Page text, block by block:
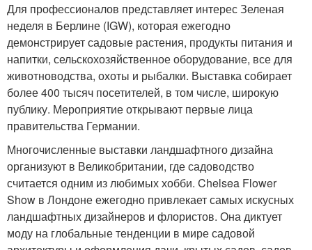
Для профессионалов представляет интерес Зеленая
неделя в Берлине (IGW), которая ежегодно
демонстрирует садовые растения, продукты питания и
напитки, сельскохозяйственное оборудование, все для
животноводства, охоты и рыбалки. Выставка собирает
более 400 тысяч посетителей, в том числе, широкую
публику. Мероприятие открывают первые лица
правительства Германии.
Многочисленные выставки ландшафтного дизайна
организуют в Великобритании, где садоводство
считается одним из любимых хобби. Chelsea Flower
Show в Лондоне ежегодно привлекает самых искусных
ландшафтных дизайнеров и флористов. Она диктует
моду на глобальные тенденции в мире садовой